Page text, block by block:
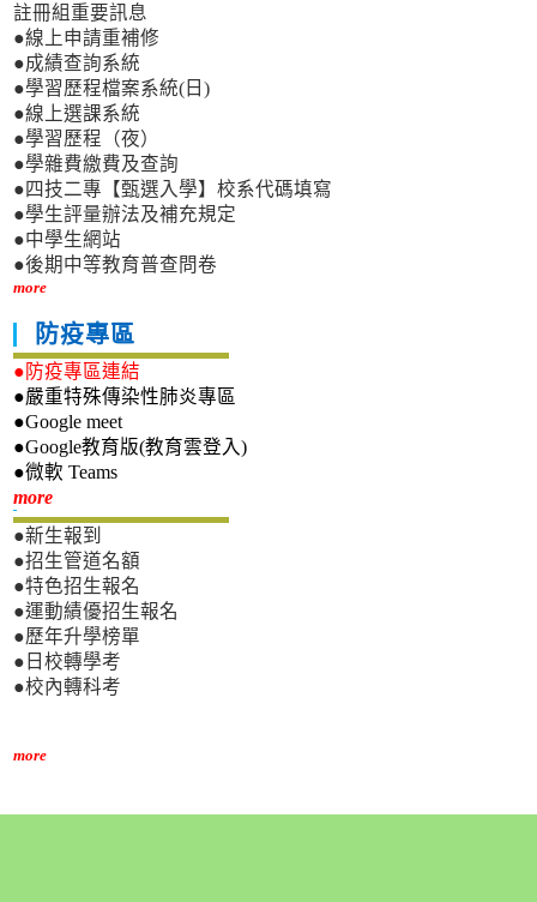
註冊組重要訊息
●線上申請重補修
●成績查詢系統
●學習歷程檔案系統(日)
●線上選課系統
●學習歷程（夜）
●學雜費繳費及查詢
●四技二專【甄選入學】校系代碼填寫
●學生評量辦法及補充規定
●中學生網站
●後期中等教育普查問卷
more
防疫專區
●防疫專區連結
●嚴重特殊傳染性肺炎專區
●Google meet
●Google教育版(教育雲登入)
●微軟 Teams
more新生專區
●新生報到
●招生管道名額
●特色招生報名
●運動績優招生報名
●歷年升學榜單
●日校轉學考
●校內轉科考
more